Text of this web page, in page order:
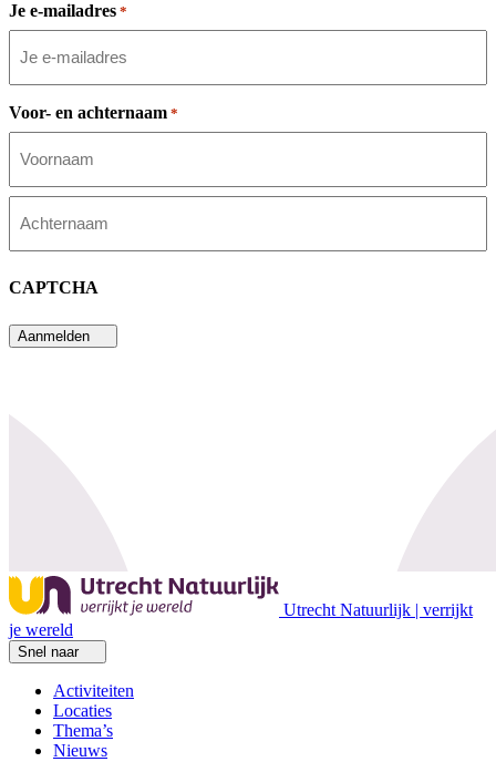
Je e-mailadres *
Voor- en achternaam *
Voornaam
CAPTCHA
Aanmelden
Utrecht Natuurlijk | verrijkt
je wereld
Snel naar
Activiteiten
Locaties
Thema’s
Nieuws